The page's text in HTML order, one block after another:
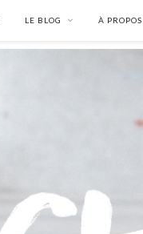
LE BLOG À PROPOS